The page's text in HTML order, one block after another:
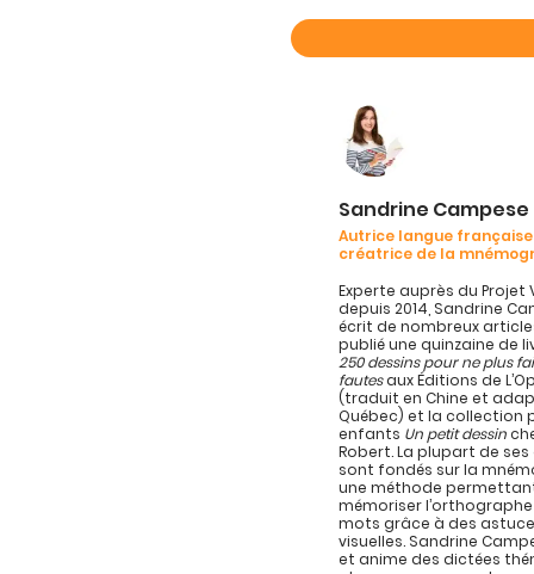
Sandrine Campese
Autrice langue
créatrice de la
Experte auprès du Projet
depuis 2014, Sandrine
écrit de nombreux
publié une quinzaine de
250 dessins pour ne plus
fautesaux Éditions de
(traduit en Chine et
Québec) et la collection
enfants Un petit dessin
Robert. La plupart de
sont fondés sur la
une méthode
mémoriser
mots grâce à des
visuelles. Sandrine
et anime des dictées